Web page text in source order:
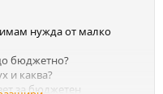
нужда от малко
бюджетно?
и каква?
за бюджетен